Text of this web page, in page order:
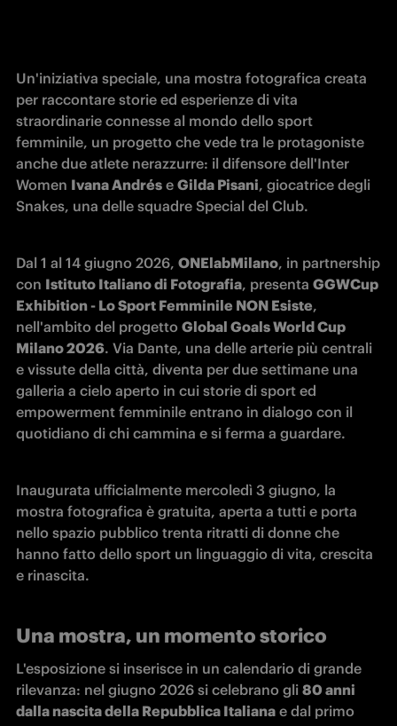
Un'iniziativa speciale, una mostra fotografica creata
per raccontare storie ed esperienze di vita
straordinarie connesse al mondo dello sport
femminile, un progetto che vede tra le protagoniste
anche due atlete nerazzurre: il difensore dell'Inter
Women Ivana Andrés e Gilda Pisani, giocatrice degli
Snakes, una delle squadre Special del Club.
Dal 1 al 14 giugno 2026, ONElabMilano, in partnership
con Istituto Italiano di Fotografia, presenta GGWCup
Exhibition - Lo Sport Femminile NON Esiste,
nell'ambito del progetto Global Goals World Cup
Milano 2026. Via Dante, una delle arterie più centrali
e vissute della città, diventa per due settimane una
galleria a cielo aperto in cui storie di sport ed
empowerment femminile entrano in dialogo con il
quotidiano di chi cammina e si ferma a guardare.
Inaugurata ufficialmente mercoledì 3 giugno, la
mostra fotografica è gratuita, aperta a tutti e porta
nello spazio pubblico trenta ritratti di donne che
hanno fatto dello sport un linguaggio di vita, crescita
e rinascita.
Una mostra, un momento storico
L'esposizione si inserisce in un calendario di grande
rilevanza: nel giugno 2026 si celebrano gli 80 anni
dalla nascita della Repubblica Italiana e dal primo